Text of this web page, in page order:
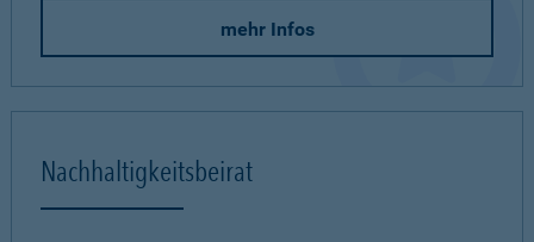
mehr Infos
Nachhaltigkeitsbeirat